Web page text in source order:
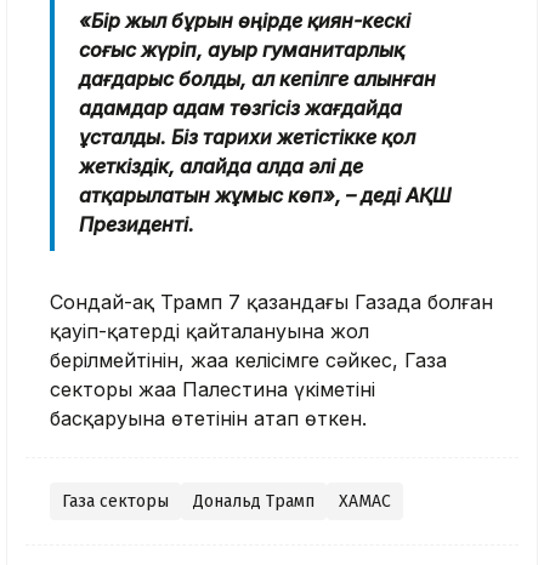
«Бір жыл бұрын өңірде қиян-кескі
соғыс жүріп, ауыр гуманитарлық
дағдарыс болды, ал кепілге алынған
адамдар адам төзгісіз жағдайда
ұсталды. Біз тарихи жетістікке қол
жеткіздік, алайда алда әлі де
атқарылатын жұмыс көп», – деді АҚШ
Президенті.
Сондай-ақ Трамп 7 қазандағы Газада болған
қауіп-қатердің қайталануына жол
берілмейтінін, жаңа келісімге сәйкес, Газа
секторы жаңа Палестина үкіметінің
басқаруына өтетінін атап өткен.
Газа секторы Дональд Трамп ХАМАС